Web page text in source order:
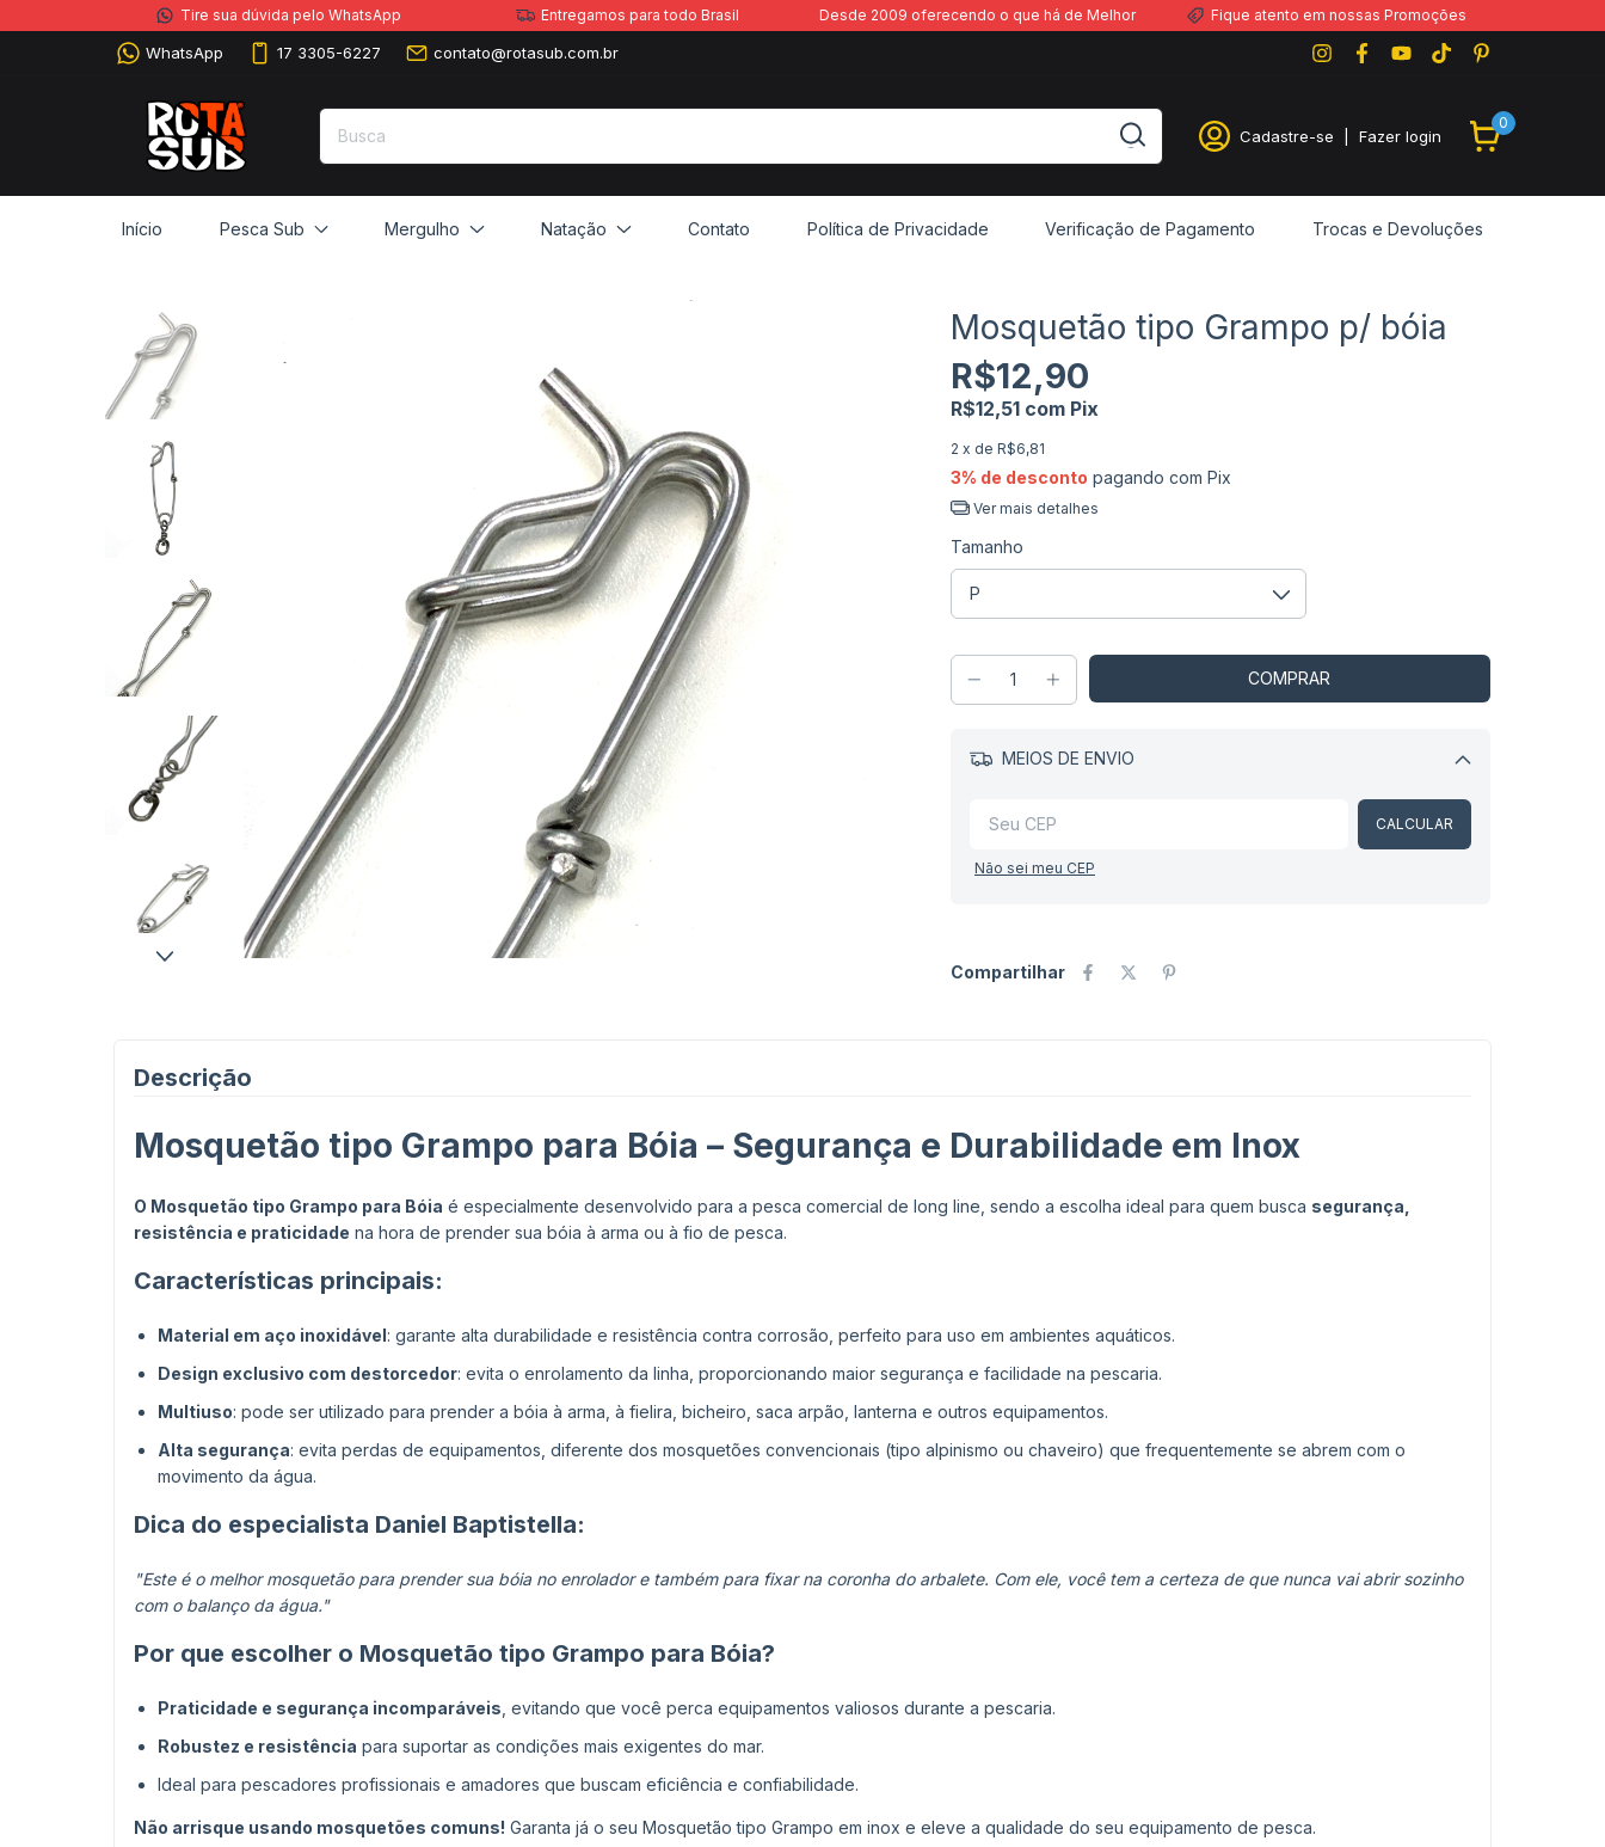
Tire sua dúvida pelo WhatsApp Entregamos para todo Brasil Desde 2009 oferecendo o que há de Melhor Fique atento em nossas Promoções
WhatsApp 17 3305-6227 contato@rotasub.com.br
Cadastre-se Fazer login
0
Início Pesca Sub Mergulho Natação Contato Política de Privacidade Verificação de Pagamento Trocas e Devoluções
Mosquetão tipo Grampo p/ bóia
R$12,90
R$12,51 com Pix
2 x de R$6,81
3% de desconto pagando com Pix
Ver mais detalhes
Tamanho
MEIOS DE ENVIO
Alterar CEP
CALCULAR
Não sei meu CEP
Compartilhar
Descrição
Mosquetão tipo Grampo para Bóia – Segurança e Durabilidade em Inox
O Mosquetão tipo Grampo para Bóia é especialmente desenvolvido para a pesca comercial de long line, sendo a escolha ideal para quem busca segurança,
resistência e praticidade na hora de prender sua bóia à arma ou à fio de pesca.
Características principais:
Material em aço inoxidável: garante alta durabilidade e resistência contra corrosão, perfeito para uso em ambientes aquáticos.
Design exclusivo com destorcedor: evita o enrolamento da linha, proporcionando maior segurança e facilidade na pescaria.
Multiuso: pode ser utilizado para prender a bóia à arma, à fielira, bicheiro, saca arpão, lanterna e outros equipamentos.
Alta segurança: evita perdas de equipamentos, diferente dos mosquetões convencionais (tipo alpinismo ou chaveiro) que frequentemente se abrem com o
movimento da água.
Dica do especialista Daniel Baptistella:
"Este é o melhor mosquetão para prender sua bóia no enrolador e também para fixar na coronha do arbalete. Com ele, você tem a certeza de que nunca vai abrir sozinho
com o balanço da água."
Por que escolher o Mosquetão tipo Grampo para Bóia?
Praticidade e segurança incomparáveis , evitando que você perca equipamentos valiosos durante a pescaria.
Robustez e resistência para suportar as condições mais exigentes do mar.
Ideal para pescadores profissionais e amadores que buscam eficiência e confiabilidade.
Não arrisque usando mosquetões comuns! Garanta já o seu Mosquetão tipo Grampo em inox e eleve a qualidade do seu equipamento de pesca.